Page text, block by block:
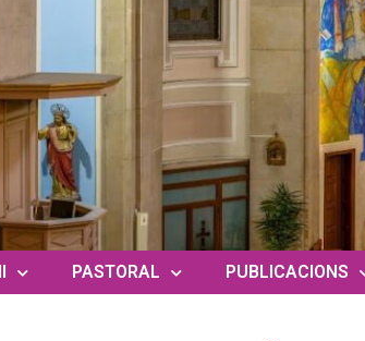
PASTORAL PUBLICACIONS